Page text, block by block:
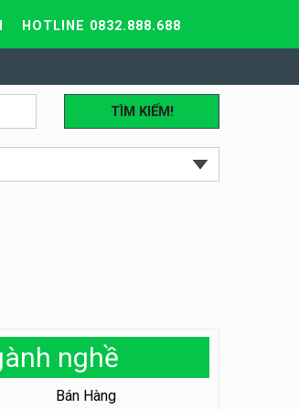
HOTLINE 0832.888.688
TÌM KIẾM!
nghề
Bán Hàng